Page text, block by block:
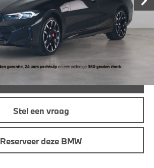
€ 577,74
Offerte aanvraag
Stel een vraag
Reserveer deze BMW